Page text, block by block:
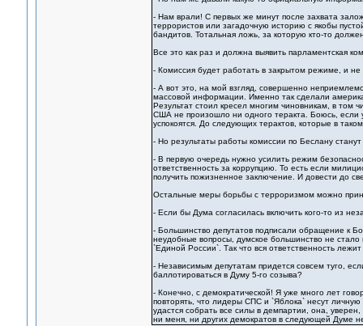
- Нам врали! С первых же минут после захвата
террористов или загадочную историю с якобы
бандитов. Тотальная ложь, за которую кто-то
Все это как раз и должна выявить парламентская
- Комиссия будет работать в закрытом режиме, и
- А вот это, на мой взгляд, совершенно
массовой информации. Именно так сделали
Результат стоил кресел многим чиновникам, в том
США не произошло ни одного теракта. Боюсь, если у
успокоятся. До следующих терактов, которые в
- Но результаты работы комиссии по Беслану
- В первую очередь нужно усилить режим
ответственность за коррупцию. То есть если
получить пожизненное заключение. И довести до
Остальные меры борьбы с терроризмом можно
- Если бы Дума согласилась включить кого-то из
- Большинство депутатов подписали обращение к
неудобные вопросы, думское большинство не
`Единой России`. Так что вся ответственность
- Независимым депутатам придется совсем туго,
баллотироваться в Думу 5-го созыва?
- Конечно, с демократической! Я уже много лет
повторять, что лидеры СПС и `Яблока` несут
удастся собрать все силы в демпартии, она,
ни меня, ни других демократов в следующей Думе